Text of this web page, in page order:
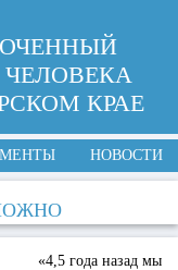
КРАЕ
НОВОСТИ
«4,5 года назад мы